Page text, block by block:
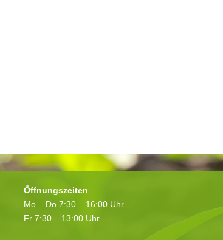
Öffnungszeiten
Mo – Do 7:30 – 16:00 Uhr
Fr 7:30 – 13:00 Uhr